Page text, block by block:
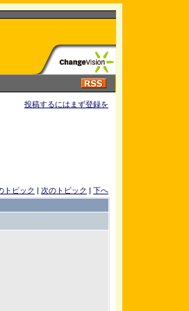
投稿するにはまず登録を
トピック | 次のトピック | 下へ